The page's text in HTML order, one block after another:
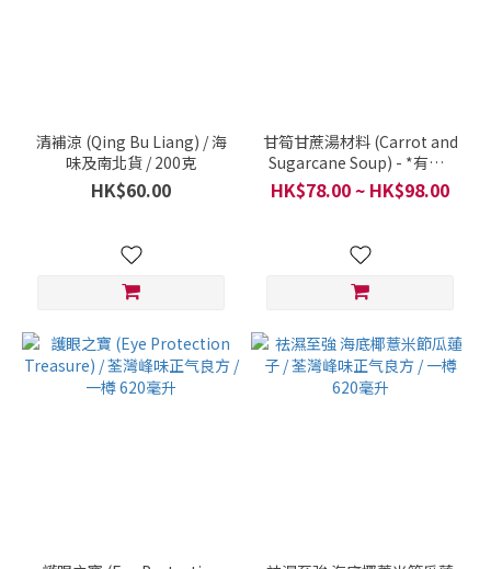
清補涼 (Qing Bu Liang) / 海
味及南北貨 / 200克
HK$60.00
甘筍甘蔗湯材料 (Carrot and
Sugarcane Soup) - *有機 /
健康有機農場 - 本地及雲南
昆明有機蔬菜 / 600克, 700
HK$78.00 ~ HK$98.00